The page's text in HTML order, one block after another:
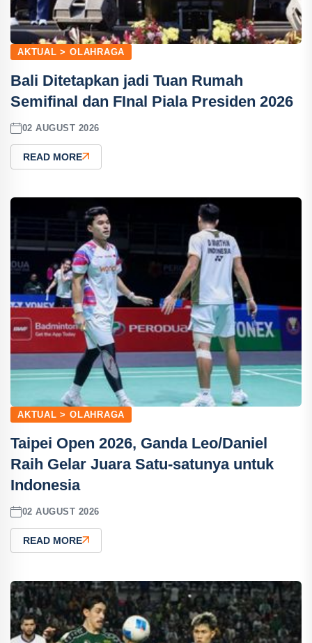
AKTUAL > OLAHRAGA
Bali Ditetapkan jadi Tuan Rumah
Semifinal dan FInal Piala Presiden 2026
02 AUGUST 2026
READ MORE
AKTUAL > OLAHRAGA
Taipei Open 2026, Ganda Leo/Daniel
Raih Gelar Juara Satu-satunya untuk
Indonesia
02 AUGUST 2026
READ MORE